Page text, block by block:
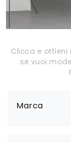
Marca
Clicca e ottieni
se vuoi